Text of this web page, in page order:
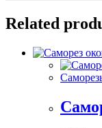
Related